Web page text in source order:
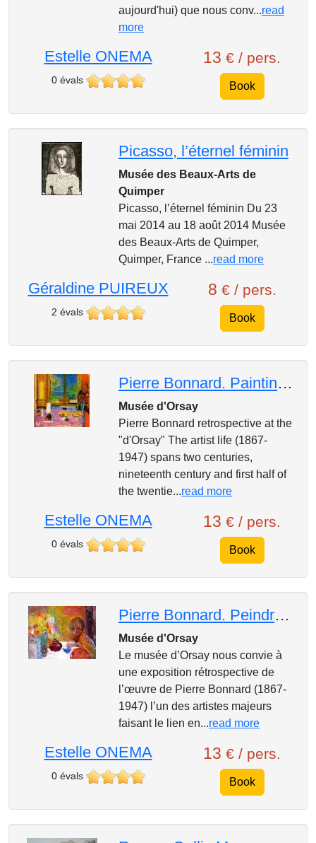
aujourd'hui) que nous conv...read
more
Estelle ONEMA
0 évals
13 € / pers.
Book
Picasso, l’éternel féminin
Musée des Beaux-Arts de
Quimper
Picasso, l’éternel féminin Du 23
mai 2014 au 18 août 2014 Musée
des Beaux-Arts de Quimper,
Quimper, France ...read more
Géraldine PUIREUX
2 évals
8 € / pers.
Book
Pierre Bonnard. Painting Arcadia
Musée d'Orsay
Pierre Bonnard retrospective at the
"d'Orsay" The artist life (1867-
1947) spans two centuries,
nineteenth century and first half of
the twentie...read more
Estelle ONEMA
0 évals
13 € / pers.
Book
Pierre Bonnard. Peindre l'Arcadie
Musée d'Orsay
Le musée d’Orsay nous convie à
une exposition rétrospective de
l’œuvre de Pierre Bonnard (1867-
1947) l’un des artistes majeurs
faisant le lien en...read more
Estelle ONEMA
0 évals
13 € / pers.
Book